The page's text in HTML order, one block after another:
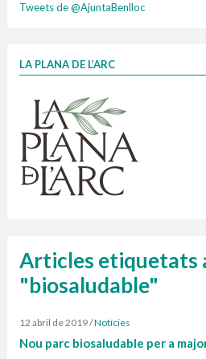
1 contenidors
Finançat per la Unió Europea
Tweets de @AjuntaBenlloc
LA PLANA DE L’ARC
Articles etiquetats
"biosaludable"
12 abril de 2019/Notícies
Nou parc biosaludable per a